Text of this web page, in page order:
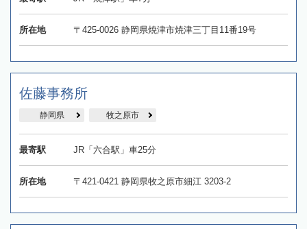
所在地 〒425-0026 静岡県焼津市焼津三丁目11番19号
佐藤事務所
静岡県 牧之原市
最寄駅 JR「六合駅」車25分
所在地 〒421-0421 静岡県牧之原市細江 3203-2